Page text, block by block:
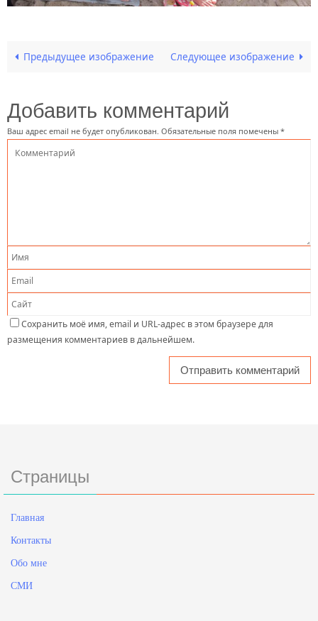
Предыдущее изображение Следующее изображение
Добавить комментарий
Ваш адрес email не будет опубликован. Обязательные поля помечены *
Сохранить моё имя, email и URL-адрес в этом браузере для
размещения комментариев в дальнейшем.
Страницы
Главная
Контакты
Обо мне
СМИ